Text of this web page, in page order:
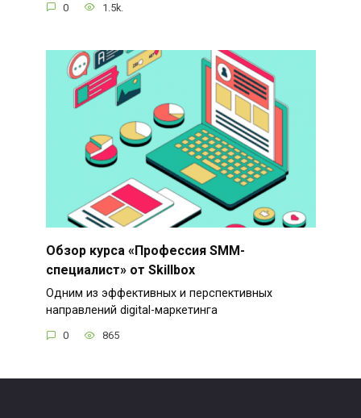
0 1.5k.
Обзор курса «Профессия SMM-
специалист» от Skillbox
Одним из эффективных и перспективных
направлений digital-маркетинга
0 865